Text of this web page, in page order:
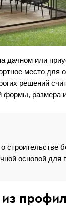
дачном или
место
решений
формы, размера
строительстве
основой для